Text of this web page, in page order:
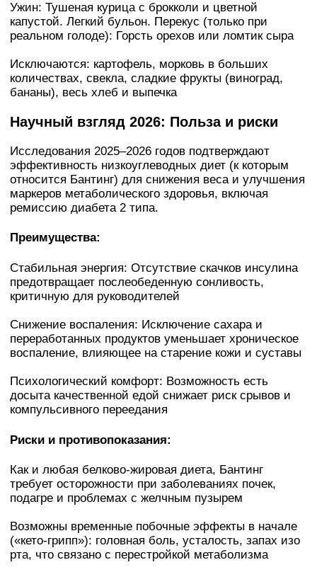
Ужин: Тушеная курица с брокколи и цветной
капустой. Легкий бульон. Перекус (только при
реальном голоде): Горсть орехов или ломтик сыра
Исключаются: картофель, морковь в больших
количествах, свекла, сладкие фрукты (виноград,
бананы), весь хлеб и выпечка
Научный взгляд 2026: Польза и риски
Исследования 2025–2026 годов подтверждают
эффективность низкоуглеводных диет (к которым
относится Бантинг) для снижения веса и улучшения
маркеров метаболического здоровья, включая
ремиссию диабета 2 типа.
Преимущества:
Стабильная энергия: Отсутствие скачков инсулина
предотвращает послеобеденную сонливость,
критичную для руководителей
Снижение воспаления: Исключение сахара и
переработанных продуктов уменьшает хроническое
воспаление, влияющее на старение кожи и суставы
Психологический комфорт: Возможность есть
досыта качественной едой снижает риск срывов и
компульсивного переедания
Риски и противопоказания:
Как и любая белково-жировая диета, Бантинг
требует осторожности при заболеваниях почек,
подагре и проблемах с желчным пузырем
Возможны временные побочные эффекты в начале
(«кето-грипп»): головная боль, усталость, запах изо
рта, что связано с перестройкой метаболизма